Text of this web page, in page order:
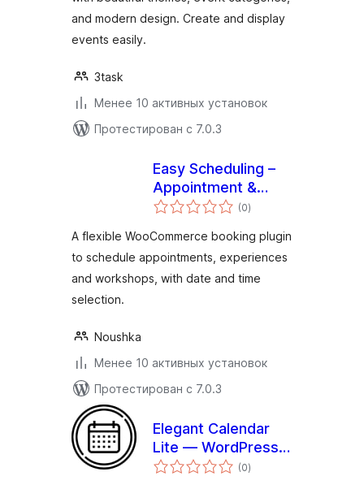
and modern design. Create and display
events easily.
3task
Менее 10 активных установок
Протестирован с 7.0.3
Easy Scheduling –
Appointment &
Booking for (0общий
рейтинг
)
A flexible WooCommerce booking plugin
to schedule appointments, experiences
and workshops, with date and time
selection.
Noushka
Менее 10 активных установок
Протестирован с 7.0.3
Elegant Calendar
Lite — WordPress
Events Calendar
(0общий
рейтинг
)